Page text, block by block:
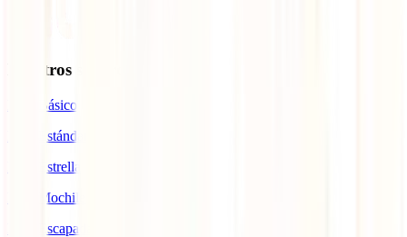
Nuestros seguros
IATI Básico
IATI Estándar
IATI Estrella
IATI Mochilero
IATI Escapadas